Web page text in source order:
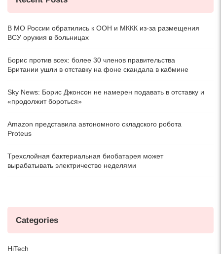
В МО России обратились к ООН и МККК из-за размещения
ВСУ оружия в больницах
Борис против всех: более 30 членов правительства
Британии ушли в отставку на фоне скандала в кабмине
Sky News: Борис Джонсон не намерен подавать в отставку и
«продолжит бороться»
Amazon представила автономного складского робота
Proteus
Трехслойная бактериальная биобатарея может
вырабатывать электричество неделями
Categories
HiTech